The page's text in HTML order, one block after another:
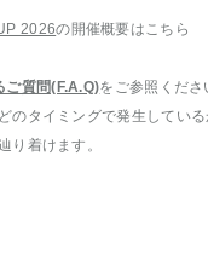
2026の開催概要はこちら
ご質問(F.A.Q)をご参照くだ
のタイミングで発生してい
り着けます。